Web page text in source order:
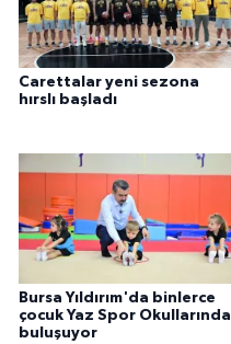
Carettalar yeni sezona
hırslı başladı
Bursa Yıldırım'da binlerce
çocuk Yaz Spor Okullarında
buluşuyor